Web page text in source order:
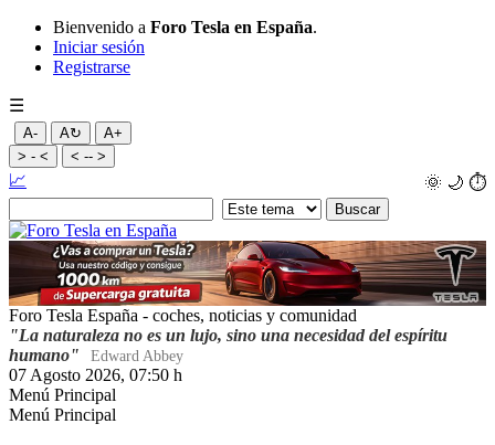
Bienvenido a Foro Tesla en España.
Iniciar sesión
Registrarse
☰
A- A↻
A+
> - <
< -- >
🌞 🌙 ⏱️
📈
Foro Tesla España - coches, noticias y comunidad
"La naturaleza no es un lujo, sino una necesidad del espíritu
humano"
Edward Abbey
07 Agosto 2026, 07:50 h
Menú Principal
Menú Principal